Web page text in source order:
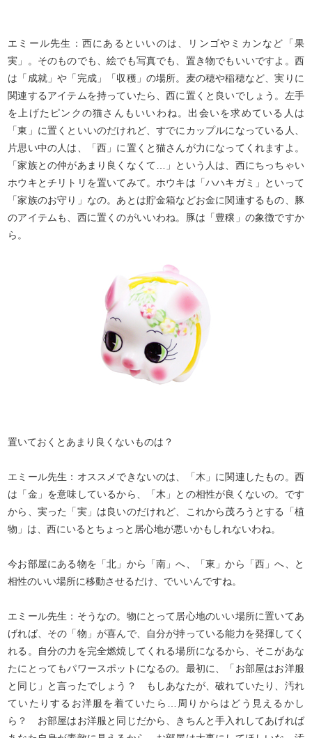
エミール先生：西にあるといいのは、リンゴやミカンなど「果
実」。そのものでも、絵でも写真でも、置き物でもいいですよ。西
は「成就」や「完成」「収穫」の場所。麦の穂や稲穂など、実りに
関連するアイテムを持っていたら、西に置くと良いでしょう。左手
を上げたピンクの猫さんもいいわね。出会いを求めている人は
「東」に置くといいのだけれど、すでにカップルになっている人、
片思い中の人は、「西」に置くと猫さんが力になってくれますよ。
「家族との仲があまり良くなくて…」という人は、西にちっちゃい
ホウキとチリトリを置いてみて。ホウキは「ハハキガミ」といって
「家族のお守り」なの。あとは貯金箱などお金に関連するもの、豚
のアイテムも、西に置くのがいいわね。豚は「豊穣」の象徴ですか
ら。
置いておくとあまり良くないものは？
エミール先生：オススメできないのは、「木」に関連したもの。西
は「金」を意味しているから、「木」との相性が良くないの。です
から、実った「実」は良いのだけれど、これから茂ろうとする「植
物」は、西にいるとちょっと居心地が悪いかもしれないわね。
今お部屋にある物を「北」から「南」へ、「東」から「西」へ、と
相性のいい場所に移動させるだけ、でいいんですね。
エミール先生：そうなの。物にとって居心地のいい場所に置いてあ
げれば、その「物」が喜んで、自分が持っている能力を発揮してく
れる。自分の力を完全燃焼してくれる場所になるから、そこがあな
たにとってもパワースポットになるの。最初に、「お部屋はお洋服
と同じ」と言ったでしょう？ もしあなたが、破れていたり、汚れ
ていたりするお洋服を着ていたら…周りからはどう見えるかし
ら？ お部屋はお洋服と同じだから、きちんと手入れしてあげれば